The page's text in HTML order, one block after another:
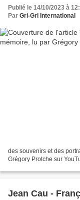
Publié le 14/10/2023 à
Par Gri-Gri International
des souvenirs et des
Grégory Protche sur
Jean Cau -